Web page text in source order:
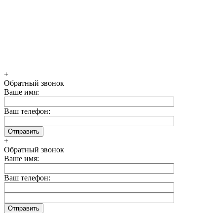
+
Обратный звонок
Ваше имя:
Ваш телефон:
+
Обратный звонок
Ваше имя:
Ваш телефон: